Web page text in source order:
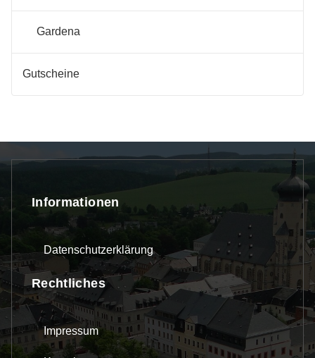
Gardena
Gutscheine
Informationen
Datenschutzerklärung
Rechtliches
Impressum